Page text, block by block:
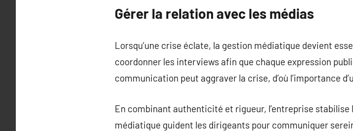
Gérer la relation avec les médias
Lorsqu’une crise éclate, la gestion médiatique devient
coordonner les interviews afin que chaque expression
communication peut aggraver la crise, d’où l’importance
En combinant authenticité et rigueur, l’entreprise
médiatique guident les dirigeants pour communiquer